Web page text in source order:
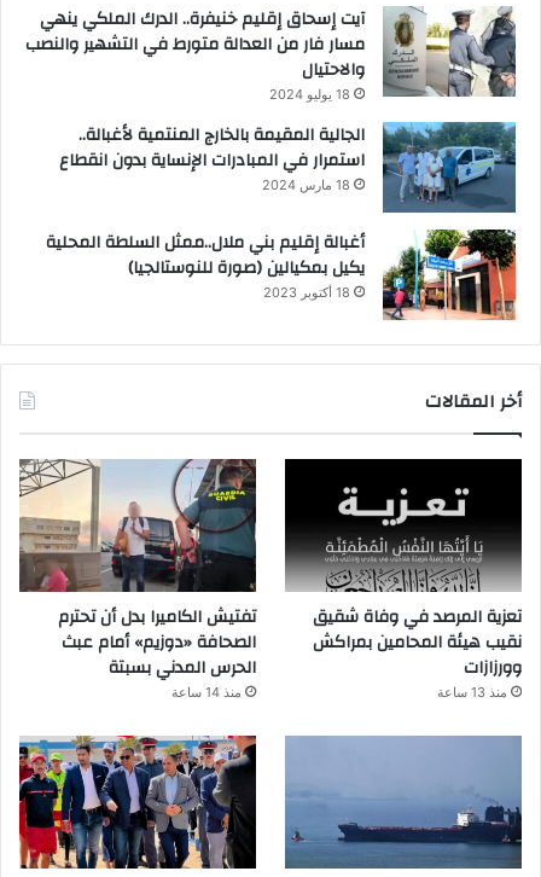
آيت إسحاق إقليم خنيفرة.. الدرك الملكي ينهي
مسار فار من العدالة متورط في التشهير والنصب
والاحتيال
18 يوليو 2024
الجالية المقيمة بالخارج المنتمية لأغبالة..
استمرار في المبادرات الإنساية بدون انقطاع
18 مارس 2024
أغبالة إقليم بني ملال..ممثل السلطة المحلية
يكيل بمكيالين (صورة للنوستالجيا)
18 أكتوبر 2023
أخر المقالات
تعزية المرصد في وفاة شقيق
نقيب هيئة المحامين بمراكش
وورزازات
منذ 13 ساعة
تفتيش الكاميرا بدل أن تحترم
الصحافة «دوزيم» أمام عبث
الحرس المدني بسبتة
منذ 14 ساعة